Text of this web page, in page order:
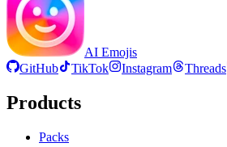
AI Emojis
GitHub
TikTok Instagram Threads
Products
Packs